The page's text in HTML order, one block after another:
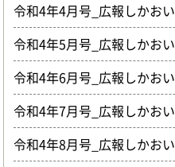
令和4年4月号_広報しかおい
令和4年5月号_広報しかおい
令和4年6月号_広報しかおい
令和4年7月号_広報しかおい
令和4年8月号_広報しかおい